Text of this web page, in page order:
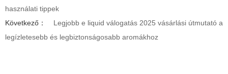
használati tippek
Következő：
Legjobb e liquid válogatás 2025 vásárlási útmutató a
legízletesebb és legbiztonságosabb aromákhoz